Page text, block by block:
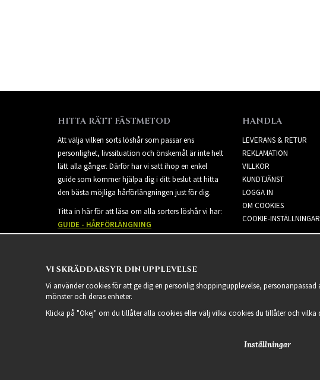
HITTA RÄTT FÄSTMETOD
Att välja vilken sorts löshår som passar ens
personlighet, livssituation och önskemål är inte helt
lätt alla gånger. Därför har vi satt ihop en enkel
guide som kommer hjälpa dig i ditt beslut att hitta
den bästa möjliga hårförlängningen just för dig.
Titta in här för att läsa om alla sorters löshår vi har:
GUIDE - HÅRFÖRLÄNGNING
HANDLA
LEVERANS & RETUR
REKLAMATION
VILLKOR
KUNDTJÄNST
LOGGA IN
OM COOKIES
COOKIE-
VI SKRÄDDARSYR DIN UPPLEVELSE
Vi använder cookies för att ge dig en personlig shoppingupplevelse,
mönster och deras enheter.
Klicka på "Okej" om du tillåter alla cookies eller välj vilka cookies du tillåter och
Inställningar